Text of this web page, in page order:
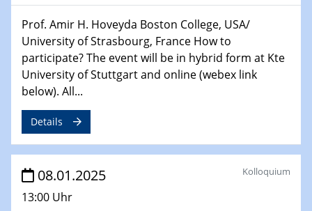
expression
29.01.2025
GDCh Kolloquium
The Cation Shuffle
WIN & CENIDE Seminar Series on 2D-
MATURE
30.01.2025
Talk Prof. Erwin Reisner
Prof. Amir H. Hoveyda Boston College, USA/
University of Strasbourg, France How to
participate? The event will be in hybrid form at Kte
University of Stuttgart and online (webex link
below). All...
Details
08.01.2025
13:00 Uhr
Kolloquium